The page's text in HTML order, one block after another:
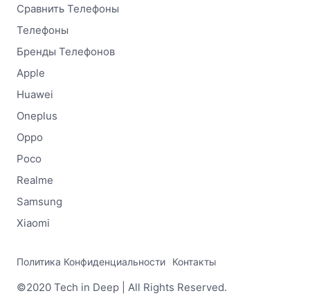
Сравнить Телефоны
Телефоны
Бренды Телефонов
Apple
Huawei
Oneplus
Oppo
Poco
Realme
Samsung
Xiaomi
Политика Конфиденциальности Контакты
©2020 Tech in Deep | All Rights Reserved.